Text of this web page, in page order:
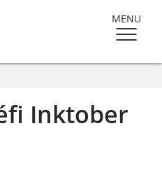
MENU
Inktober